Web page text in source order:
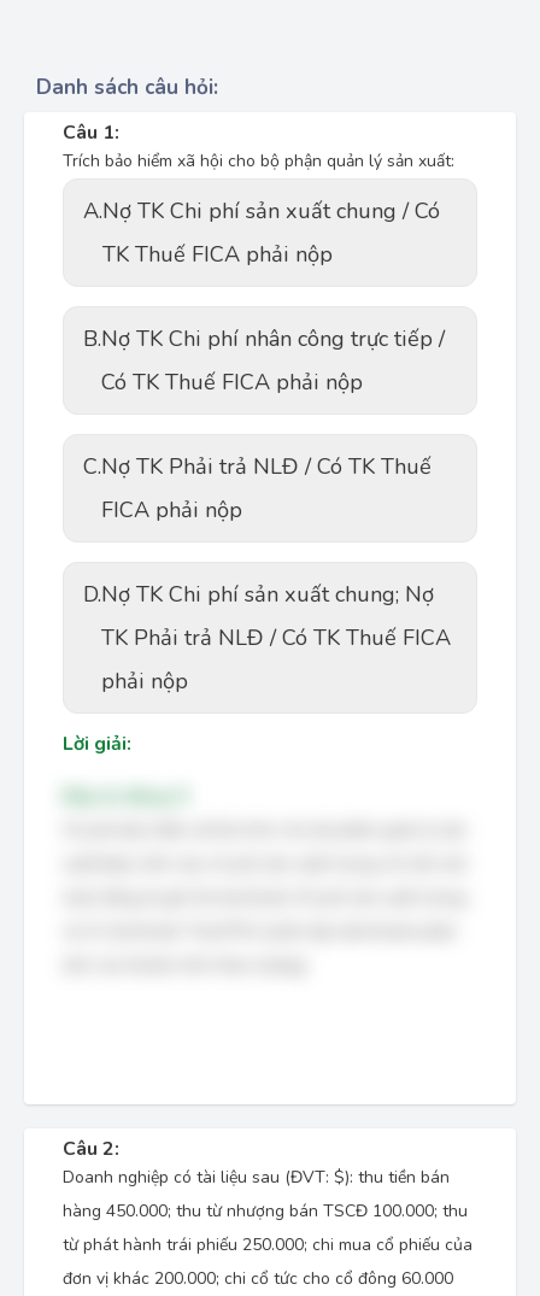
Danh sách câu hỏi:
Câu 1:
Trích bảo hiểm xã hội cho bộ phận quản lý sản xuất:
A.Nợ TK Chi phí sản xuất chung / Có
TK Thuế FICA phải nộp
B.Nợ TK Chi phí nhân công trực tiếp /
Có TK Thuế FICA phải nộp
C.Nợ TK Phải trả NLĐ / Có TK Thuế
FICA phải nộp
D.Nợ TK Chi phí sản xuất chung; Nợ
TK Phải trả NLĐ / Có TK Thuế FICA
phải nộp
Lời giải:
Câu 2:
Doanh nghiệp có tài liệu sau (ĐVT: $): thu tiền bán
hàng 450.000; thu từ nhượng bán TSCĐ 100.000; thu
từ phát hành trái phiếu 250.000; chi mua cổ phiếu của
đơn vị khác 200.000; chi cổ tức cho cổ đông 60.000